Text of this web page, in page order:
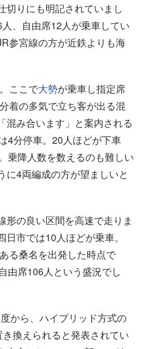
りにも明記されていまし
、自由席12人が乗車してい
参宮線の方が近鉄よりも海
ここで大勢が乗車し指定席
着の多気で立ち客が出る混
混み合います」と案内される
4分停車。20人ほどが下車
乗降人数を数えるのも難しい
に4両編成の方が望ましいと
の良い区間を高速で走りま
市では10人ほどが乗車。
る桑名を出発した時点で
由席106人という盛況でし
から、ハイブリッド方式の
換えられると発表されてい